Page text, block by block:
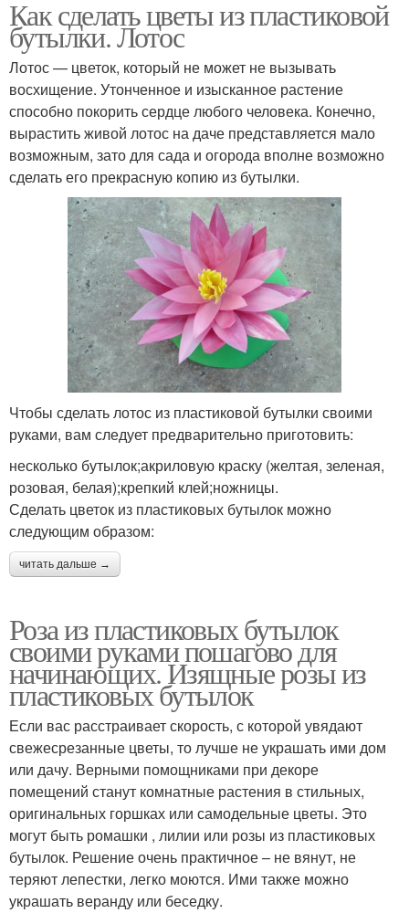
Как сделать цветы из пластиковой
бутылки. Лотос
Лотос — цветок, который не может не вызывать
восхищение. Утонченное и изысканное растение
способно покорить сердце любого человека. Конечно,
вырастить живой лотос на даче представляется мало
возможным, зато для сада и огорода вполне возможно
сделать его прекрасную копию из бутылки.
Чтобы сделать лотос из пластиковой бутылки своими
руками, вам следует предварительно приготовить:
несколько бутылок;акриловую краску (желтая, зеленая,
розовая, белая);крепкий клей;ножницы.
Сделать цветок из пластиковых бутылок можно
следующим образом:
читать дальше →
Роза из пластиковых бутылок
своими руками пошагово для
начинающих. Изящные розы из
пластиковых бутылок
Если вас расстраивает скорость, с которой увядают
свежесрезанные цветы, то лучше не украшать ими дом
или дачу. Верными помощниками при декоре
помещений станут комнатные растения в стильных,
оригинальных горшках или самодельные цветы. Это
могут быть ромашки , лилии или розы из пластиковых
бутылок. Решение очень практичное – не вянут, не
теряют лепестки, легко моются. Ими также можно
украшать веранду или беседку.